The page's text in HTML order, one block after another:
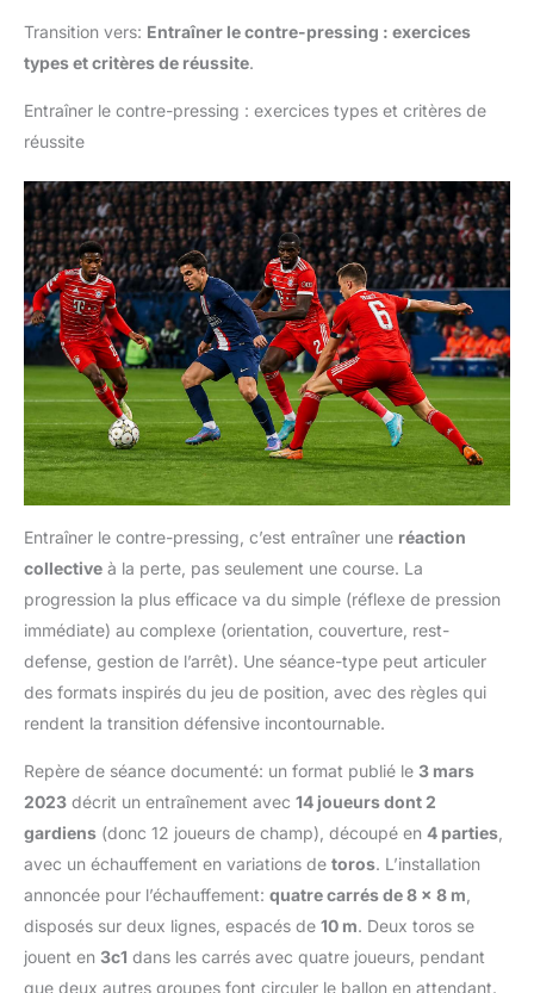
Transition vers: Entraîner le contre-pressing : exercices
types et critères de réussite.
Entraîner le contre-pressing : exercices types et critères de
réussite
Entraîner le contre-pressing, c’est entraîner une réaction
collective à la perte, pas seulement une course. La
progression la plus efficace va du simple (réflexe de pression
immédiate) au complexe (orientation, couverture, rest-
defense, gestion de l’arrêt). Une séance-type peut articuler
des formats inspirés du jeu de position, avec des règles qui
rendent la transition défensive incontournable.
Repère de séance documenté: un format publié le 3 mars
2023 décrit un entraînement avec 14 joueurs dont 2
gardiens (donc 12 joueurs de champ), découpé en 4 parties
avec un échauffement en variations de toros. L’installation
annoncée pour l’échauffement: quatre carrés de 8 x 8 m
disposés sur deux lignes, espacés de 10 m. Deux toros se
jouent en 3c1 dans les carrés avec quatre joueurs, pendant
que deux autres groupes font circuler le ballon en attendant.